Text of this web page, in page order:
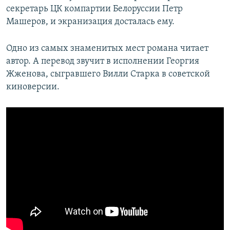
секретарь ЦК компартии Белоруссии Петр
Машеров, и экранизация досталась ему.
Одно из самых знаменитых мест романа читает
автор. А перевод звучит в исполнении Георгия
Жженова, сыгравшего Вилли Старка в советской
киноверсии.